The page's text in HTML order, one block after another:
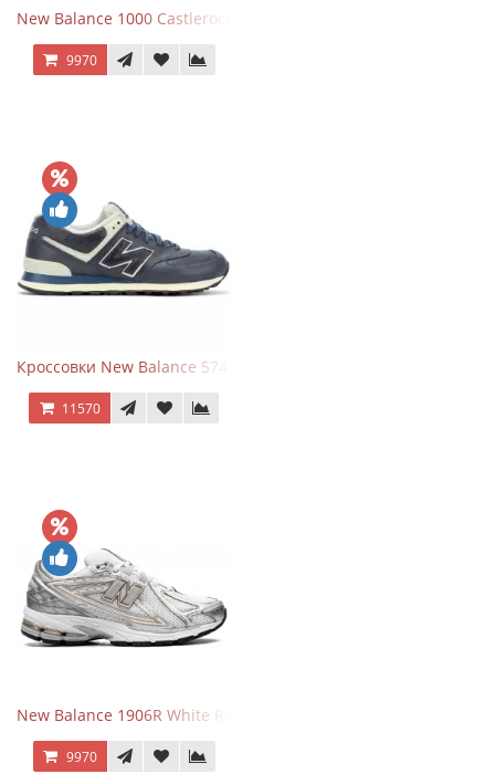
New Balance 1000 Castlerock JD Exclusive
9970
Кроссовки New Balance 574 Classic Blue White Leather
11570
New Balance 1906R White Rain Cloud Silver Metallic
9970